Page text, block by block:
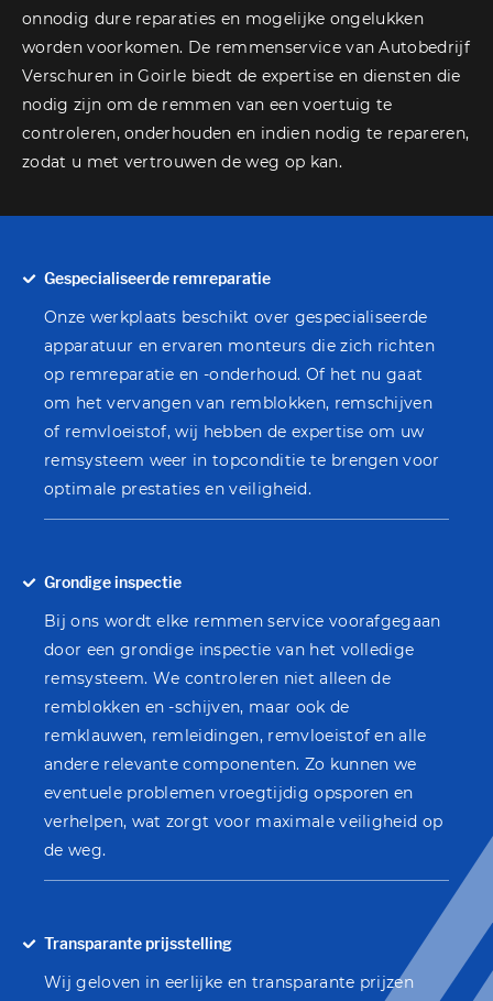
onnodig dure reparaties en mogelijke ongelukken
worden voorkomen. De remmenservice van Autobedrijf
Verschuren in Goirle biedt de expertise en diensten die
nodig zijn om de remmen van een voertuig te
controleren, onderhouden en indien nodig te repareren,
zodat u met vertrouwen de weg op kan.
Gespecialiseerde remreparatie
Onze werkplaats beschikt over gespecialiseerde
apparatuur en ervaren monteurs die zich richten
op remreparatie en -onderhoud. Of het nu gaat
om het vervangen van remblokken, remschijven
of remvloeistof, wij hebben de expertise om uw
remsysteem weer in topconditie te brengen voor
optimale prestaties en veiligheid.
Grondige inspectie
Bij ons wordt elke remmen service voorafgegaan
door een grondige inspectie van het volledige
remsysteem. We controleren niet alleen de
remblokken en -schijven, maar ook de
remklauwen, remleidingen, remvloeistof en alle
andere relevante componenten. Zo kunnen we
eventuele problemen vroegtijdig opsporen en
verhelpen, wat zorgt voor maximale veiligheid op
de weg.
Transparante prijsstelling
Wij geloven in eerlijke en transparante prijzen